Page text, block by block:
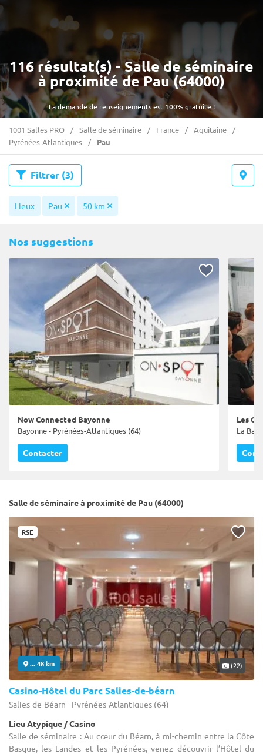
La demande de renseignements est 100% gratuite !
116 résultat(s) - Salle de séminaire
à proximité de Pau (64000)
1001 Salles PRO Salle de séminaire France
Aquitaine
Pyrénées-Atlantiques
Pau
Filtrer (3)
Lieux Pau 50 km
Nos suggestions
Now Connected Bayonne
Bayonne - Pyrénées-Atlantiques (64)
Contacter
Les
La
Salle de séminaire à proximité de Pau (64000)
RSE
... 48 km (22)
Casino-Hôtel du Parc Salies-de-béarn
Salies-de-Béarn - Pyrénées-Atlantiques (64)
Lieu Atypique / Casino
Salle de séminaire : Au cœur du Béarn, à mi-chemin entre la Côte
Basque, les Landes et les Pyrénées, venez découvrir l’Hôtel du